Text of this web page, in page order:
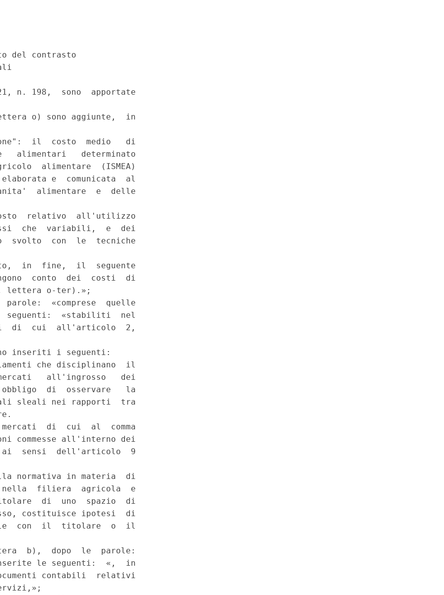
del contrasto
n. 198,  sono  apportate
o) sono aggiunte,  in
il  costo  medio   di
alimentari   determinato
alimentare  (ISMEA)
e  comunicata  al
alimentare  e  delle
relativo  all'utilizzo
che  variabili,  e  dei
svolto  con  le  tecniche
in  fine,  il  seguente
conto  dei  costi  di
lettera o-ter).»;
parole:  «comprese  quelle
seguenti:  «stabiliti  nel
di  cui  all'articolo  2,
inseriti i seguenti:
che disciplinano  il
all'ingrosso   dei
di  osservare   la
sleali nei rapporti  tra
di  cui  al  comma
commesse all'interno dei
ai  sensi  dell'articolo  9
normativa in materia  di
nella  filiera  agricola  e
di  uno  spazio  di
costituisce ipotesi  di
con  il  titolare  o  il
b),  dopo  le  parole:
le seguenti:  «,  in
contabili  relativi